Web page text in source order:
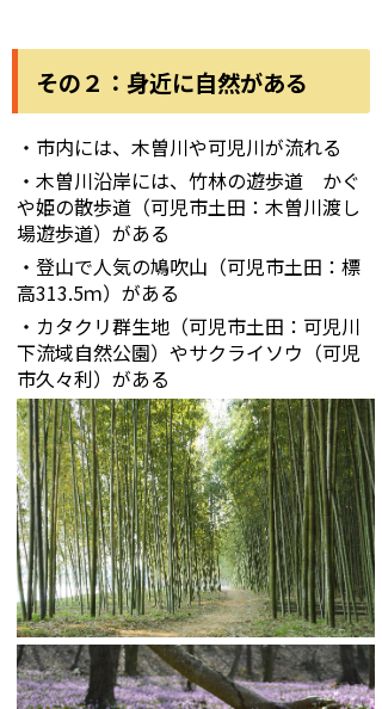
その２：身近に自然がある
・ 市内には、木曽川や可児川が流れる
・木曽川沿岸には、竹林の遊歩道 かぐ
や姫の散歩道（可児市土田：木曽川渡し
場遊歩道）がある
・登山で人気の鳩吹山（可児市土田：標
高313.5ｍ）がある
・カタクリ群生地（可児市土田：可児川
下流域自然公園）やサクライソウ（可児
市久々利）がある